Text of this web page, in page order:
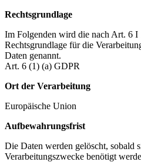
Rechtsgrundlage
Im Folgenden wird die nach Art. 6
Rechtsgrundlage für die
Daten genannt.
Art. 6 (1) (a) GDPR
Ort der Verarbeitung
Europäische Union
Aufbewahrungsfrist
Die Daten werden gelöscht, sobald
Verarbeitungszwecke benötigt